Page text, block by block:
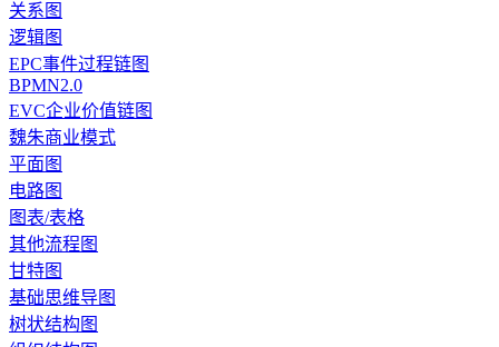
关系图
逻辑图
EPC事件过程链图
BPMN2.0
EVC企业价值链图
魏朱商业模式
平面图
电路图
图表/表格
其他流程图
甘特图
基础思维导图
树状结构图